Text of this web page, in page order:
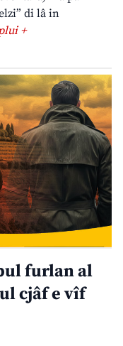
di lâ in
+
furlan al
cjâf e vîf